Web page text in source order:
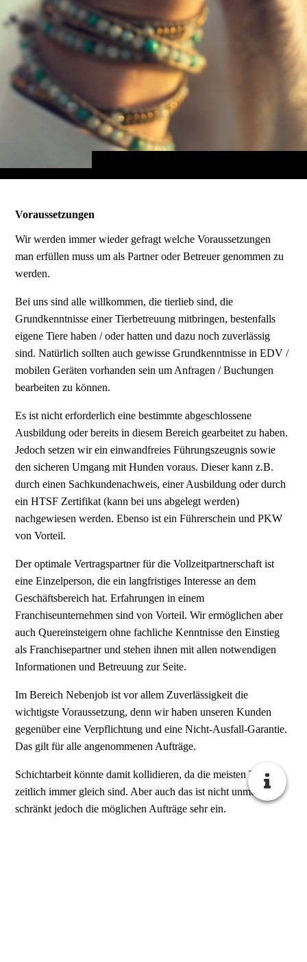
Voraussetzungen
Wir werden immer wieder gefragt welche Voraussetzungen
man erfüllen muss um als Partner oder Betreuer genommen zu
werden.
Bei uns sind alle willkommen, die tierlieb sind, die
Grundkenntnisse einer Tierbetreuung mitbringen, bestenfalls
eigene Tiere haben / oder hatten und dazu noch zuverlässig
sind. Natürlich sollten auch gewisse Grundkenntnisse in EDV /
mobilen Geräten vorhanden sein um Anfragen / Buchungen
bearbeiten zu können.
Es ist nicht erforderlich eine bestimmte abgeschlossene
Ausbildung oder bereits in diesem Bereich gearbeitet zu haben.
Jedoch setzen wir ein einwandfreies Führungszeugnis sowie
den sicheren Umgang mit Hunden voraus. Dieser kann z.B.
durch einen Sachkundenachweis, einer Ausbildung oder durch
ein HTSF Zertifikat (kann bei uns abgelegt werden)
nachgewiesen werden. Ebenso ist ein Führerschein und PKW
von Vorteil.
Der optimale Vertragspartner für die Vollzeitpartnerschaft ist
eine Einzelperson, die ein langfristiges Interesse an dem
Geschäftsbereich hat. Erfahrungen in einem
Franchiseunternehmen sind von Vorteil. Wir ermöglichen aber
auch Quereinsteigern ohne fachliche Kenntnisse den Einstieg
als Franchisepartner und stehen ihnen mit allen notwendigen
Informationen und Betreuung zur Seite.
Im Bereich Nebenjob ist vor allem Zuverlässigkeit die
wichtigste Voraussetzung, denn wir haben unseren Kunden
gegenüber eine Verpflichtung und eine Nicht-Ausfall-Garantie.
Das gilt für alle angenommenen Aufträge.
Schichtarbeit könnte damit kollidieren, da die meisten Termine
zeitlich immer gleich sind. Aber auch das ist nicht unmöglich,
schränkt jedoch die möglichen Aufträge sehr ein.